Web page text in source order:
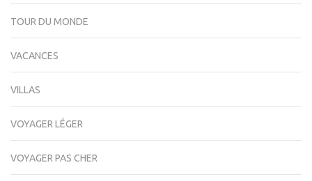
TOUR DU MONDE
VACANCES
VILLAS
VOYAGER LÉGER
VOYAGER PAS CHER